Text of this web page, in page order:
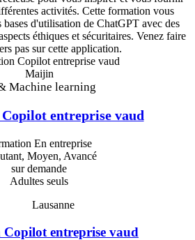
activités. Cette formation vous
d'utilisation de ChatGPT avec des
éthiques et sécuritaires. Venez faire
pas sur cette application.
Maijin
Machine learning
entreprise vaud
En entreprise
Moyen, Avancé
sur demande
Adultes seuls
Lausanne
entreprise vaud